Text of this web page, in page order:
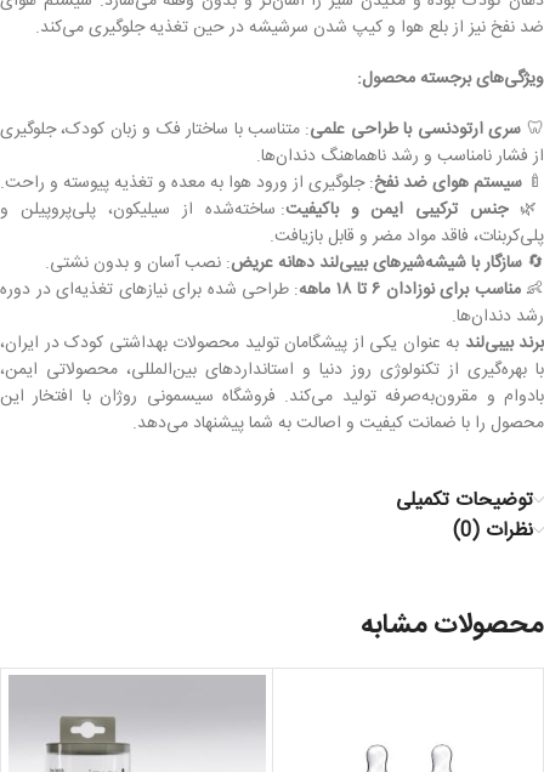
ضد نفخ نیز از بلع هوا و کیپ شدن سرشیشه در حین تغذیه جلوگیری می‌کند.
ویژگی‌های برجسته محصول:
🦷 سری ارتودنسی با طراحی علمی: متناسب با ساختار فک و زبان کودک، جلوگیری
از فشار نامناسب و رشد ناهماهنگ دندان‌ها.
🍼 سیستم هوای ضد نفخ: جلوگیری از ورود هوا به معده و تغذیه پیوسته و راحت.
🌿جنس ترکیبی ایمن و باکیفیت: ساخته‌شده از سیلیکون، پلی‌پروپیلن و
پلی‌کربنات، فاقد مواد مضر و قابل بازیافت.
🔄 سازگار با شیشه‌شیرهای بیبی‌لند دهانه عریض: نصب آسان و بدون نشتی.
👶مناسب برای نوزادان ۶ تا ۱۸ ماهه
: طراحی شده برای نیازهای تغذیه‌ای در دوره
رشد دندان‌ها.
برند بیبی‌لند به عنوان یکی از پیشگامان تولید محصولات بهداشتی کودک در ایران،
با بهره‌گیری از تکنولوژی روز دنیا و استانداردهای بین‌المللی، محصولاتی ایمن،
بادوام و مقرون‌به‌صرفه تولید می‌کند. فروشگاه سیسمونی روژان با افتخار این
محصول را با ضمانت کیفیت و اصالت به شما پیشنهاد می‌دهد.
توضیحات تکمیلی
نظرات (0)
محصولات مشابه